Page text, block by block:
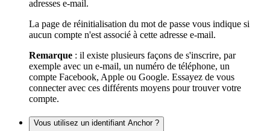
adresses e-mail.
La page de réinitialisation du mot de passe vous indique si
aucun compte n'est associé à cette adresse e-mail.
Remarque : il existe plusieurs façons de s'inscrire, par
exemple avec un e-mail, un numéro de téléphone, un
compte Facebook, Apple ou Google. Essayez de vous
connecter avec ces différents moyens pour trouver votre
compte.
Vous utilisez un identifiant Anchor ?